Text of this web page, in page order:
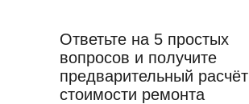
Ответьте на 5 простых
вопросов и получите
предварительный расчёт
стоимости ремонта